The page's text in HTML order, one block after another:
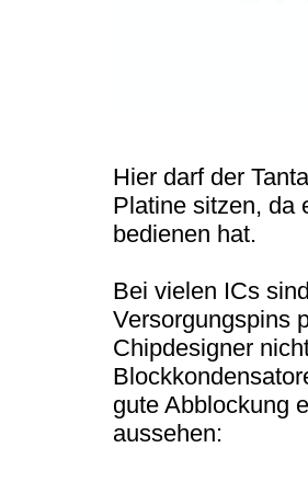
Hier darf der
Platine sitzen, da
bedienen hat.
Bei vielen ICs
Versorgungspins
Chipdesigner
gute Abblockung
aussehen: